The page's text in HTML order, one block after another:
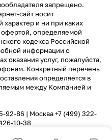
запрещено.
сайт носит
и ни при каких
офертой, определяемой
кодекса Российской
информации о
оказания услуг, пожалуйста,
Конкретный перечень
определяется в
между Компанией и
92-86 | Москва+7 (499) 322-
10-38